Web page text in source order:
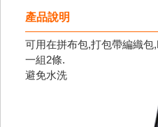
產品說明
可用在拼布包,打包帶編織包
一組2條.
避免水洗